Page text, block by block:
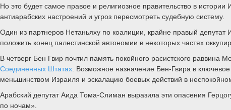
Но это будет самое правое и религиозное правительство в истории
антиарабских настроений и угроз пересмотреть судебную систему.
Один из партнеров Нетаньяху по коалиции, крайне правый
положить конец палестинской автономии в некоторых частях
В четверг Бен Гвир почтил память покойного расистского
Соединенных Штатах . Возможное назначение Бен-Гвира в
меньшинством Израиля и эскалацию боевых действий в
Арабский депутат Аида Тома-Слиман выразила эти опасения
по ночам».